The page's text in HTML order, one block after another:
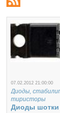
07.02.2012 21:00:00
Диоды,
тиристоры
Диоды шотки